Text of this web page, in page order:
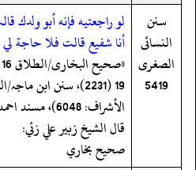
سنن
النسائى
الصغرى
5419
لو راجعتيه فإنه أبو ولدك
أنا شفيع قالت فلا حاجة
الأشراف: 6048)، مسند احمد (1/215) (صحیح)»
قال الشيخ زبير علي زئي:
صحيح بخاري